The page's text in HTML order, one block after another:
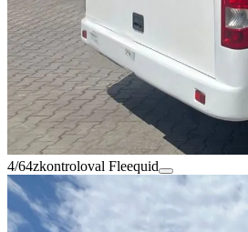
4/64zkontroloval Fleequid